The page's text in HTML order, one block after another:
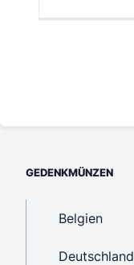
GEDENKMÜNZEN
Belgien
Deutschland